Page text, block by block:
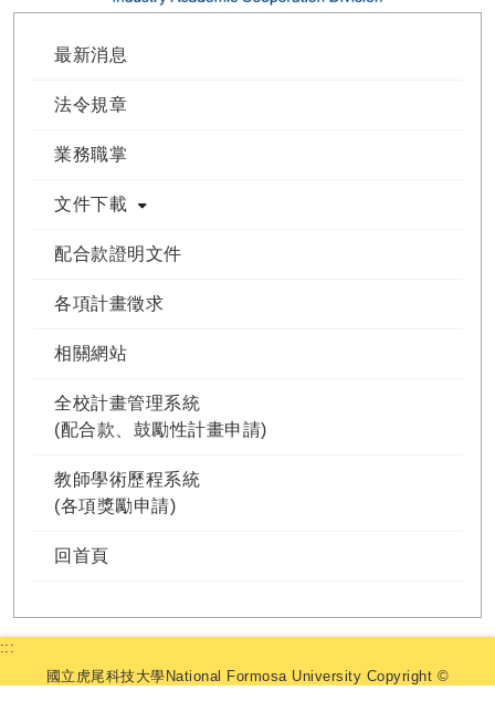
最新消息
法令規章
業務職掌
文件下載
配合款證明文件
各項計畫徵求
相關網站
全校計畫管理系統
(配合款、鼓勵性計畫申請)
教師學術歷程系統
(各項獎勵申請)
回首頁
:::
國立虎尾科技大學National Formosa University Copyright ©